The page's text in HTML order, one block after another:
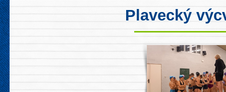
Plavecký